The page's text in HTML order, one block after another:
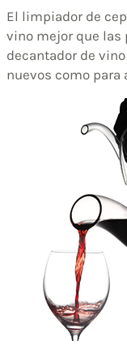
El limpiador de
vino mejor que
decantador de
nuevos como